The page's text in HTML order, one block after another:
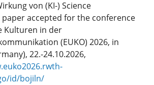
von (KI-) Science
accepted for the conference
Kulturen in der
(EUKO) 2026, in
22.-24.10.2026,
id/bojiln/